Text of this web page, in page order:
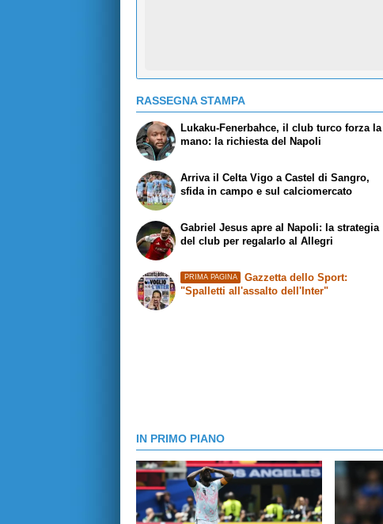
RASSEGNA STAMPA
Lukaku-Fenerbahce, il club turco forza la
mano: la richiesta del Napoli
Arriva il Celta Vigo a Castel di Sangro,
sfida in campo e sul calciomercato
Gabriel Jesus apre al Napoli: la strategia
del club per regalarlo al Allegri
PRIMA PAGINA
Gazzetta dello Sport:
"Spalletti all'assalto dell'Inter"
IN PRIMO PIANO